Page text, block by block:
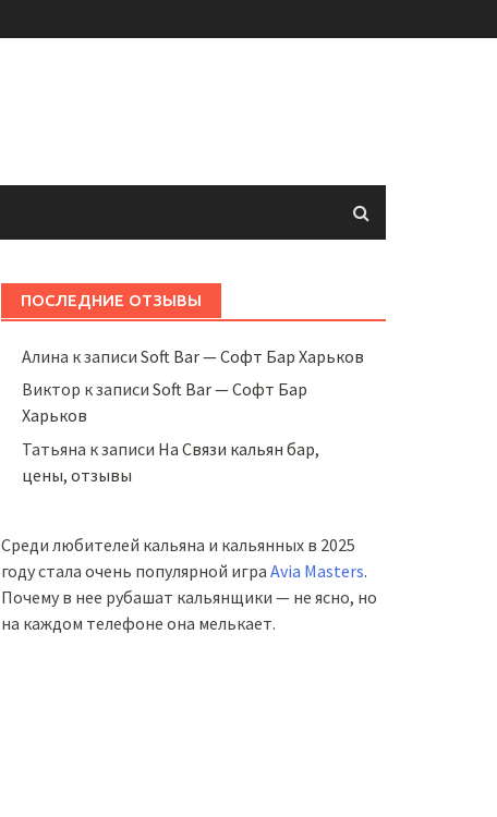
ПОСЛЕДНИЕ ОТЗЫВЫ
Алина к записи Soft Bar — Софт Бар Харьков
Виктор к записи Soft Bar — Софт Бар
Харьков
Татьяна к записи На Связи кальян бар,
цены, отзывы
Среди любителей кальяна и кальянных в 2025
году стала очень популярной игра Avia Masters.
Почему в нее рубашат кальянщики — не ясно, но
на каждом телефоне она мелькает.